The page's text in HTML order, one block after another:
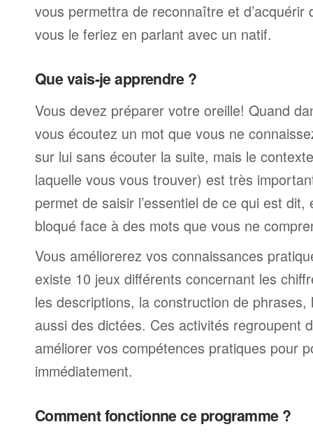
vous permettra de reconnaître et d’acquérir
vous le feriez en parlant avec un natif.
Que vais-je apprendre ?
Vous devez préparer votre oreille! Quand
vous écoutez un mot que vous ne
sur lui sans écouter la suite, mais le
laquelle vous vous trouver) est très
permet de saisir l’essentiel de ce qui est
bloqué face à des mots que vous ne
Vous améliorerez vos connaissances
existe 10 jeux différents concernant les
les descriptions, la construction de
aussi des dictées. Ces activités regroupent
améliorer vos compétences pratiques pour
immédiatement.
Comment fonctionne ce programme ?